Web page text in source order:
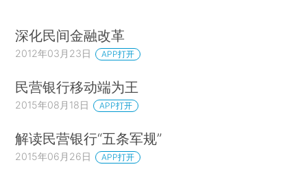
深化民间金融改革
2012年03月23日 APP打开
民营银行移动端为王
2015年08月18日 APP打开
解读民营银行“五条军规”
2015年06月26日 APP打开